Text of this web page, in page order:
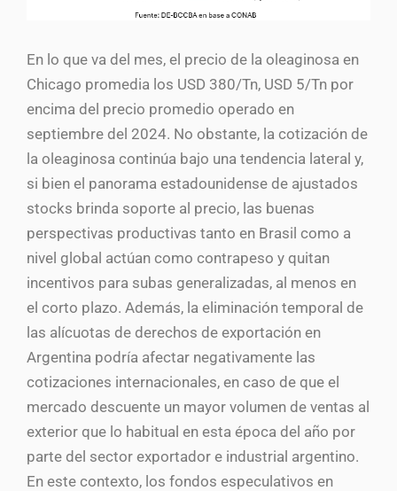
En lo que va del mes, el precio de la oleaginosa en
Chicago promedia los USD 380/Tn, USD 5/Tn por
encima del precio promedio operado en
septiembre del 2024. No obstante, la cotización de
la oleaginosa continúa bajo una tendencia lateral y,
si bien el panorama estadounidense de ajustados
stocks brinda soporte al precio, las buenas
perspectivas productivas tanto en Brasil como a
nivel global actúan como contrapeso y quitan
incentivos para subas generalizadas, al menos en
el corto plazo. Además, la eliminación temporal de
las alícuotas de derechos de exportación en
Argentina podría afectar negativamente las
cotizaciones internacionales, en caso de que el
mercado descuente un mayor volumen de ventas al
exterior que lo habitual en esta época del año por
parte del sector exportador e industrial argentino.
En este contexto, los fondos especulativos en